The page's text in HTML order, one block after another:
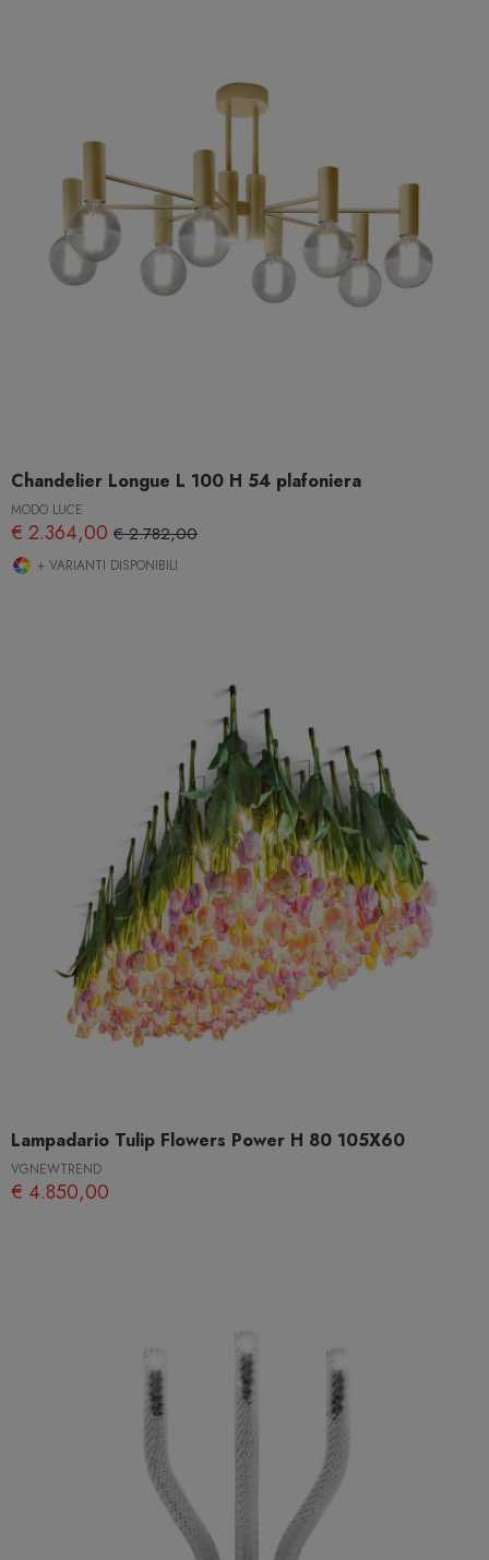
Chandelier Longue L 100 H 54 plafoniera
MODO LUCE
€ 2.364,00 € 2.782,00
+ VARIANTI DISPONIBILI
Lampadario Tulip Flowers Power H 80 105X60
VGNEWTREND
€ 4.850,00